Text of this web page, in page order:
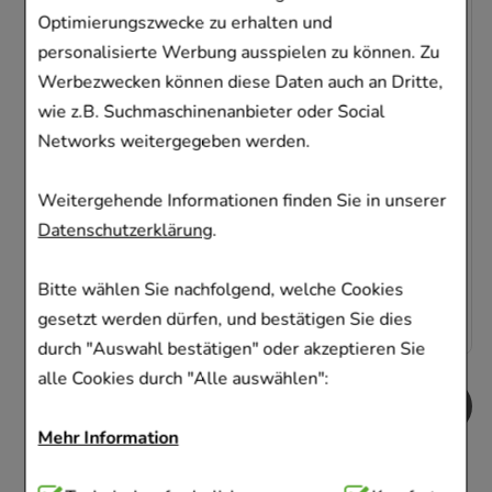
Optimierungszwecke zu erhalten und
personalisierte Werbung ausspielen zu können. Zu
Werbezwecken können diese Daten auch an Dritte,
wie z.B. Suchmaschinenanbieter oder Social
Networks weitergegeben werden.
Weitergehende Informationen finden Sie in unserer
Datenschutzerklärung.
Bitte wählen Sie nachfolgend, welche Cookies
gesetzt werden dürfen, und bestätigen Sie dies
durch "Auswahl bestätigen" oder akzeptieren Sie
alle Cookies durch "Alle auswählen":
Mehr Information
PRIORIN Kapseln
Sofort lieferbar
45,98 €¹
0,38 €pro 1 Stk